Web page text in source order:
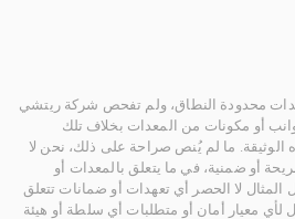
محدودة النطاق، ولم تفحص شركة ريتشي
أو مكونات من المعدات بخلاف تلك
ما لم يُنص صراحة على ذلك، نحن لا
أو ضمنية، في ما يتعلق بالمعدات أو
المثال لا الحصر أي تعهدات أو ضمانات تتعلق
لأي معيار أمان أو متطلبات أي سلطة أو هيئة